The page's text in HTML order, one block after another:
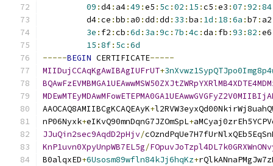
09 :d4: a4:49 :e5 : 5c :02 : 15 :c5 :e3 :07 :92 :84
         d4
:ce :bb : a0 :dd :dd : 33 :ba : 1d : 18 :6a :b7 : a2
3e : f2 :cb :6d : 3a :9c : 7b :4c :da : fb :93 :82 :e6
15 :8f: 5c :6d
-----BEGIN CERTIFICATE-----
MIIDujCCAqKgAwIBAgIUFrUT+
AAOCAQ8AMIIBCgKCAQEAyK+
nP06Nyxk+eIKvQ90mnDqnG7JZOmSpL+
JJuQin2sec9AqdD2pHjv/
KnP1uvn0XpyUnpWB7EL5g/
B0alqxED+6Usosm89wfln84kJj6hqKz+